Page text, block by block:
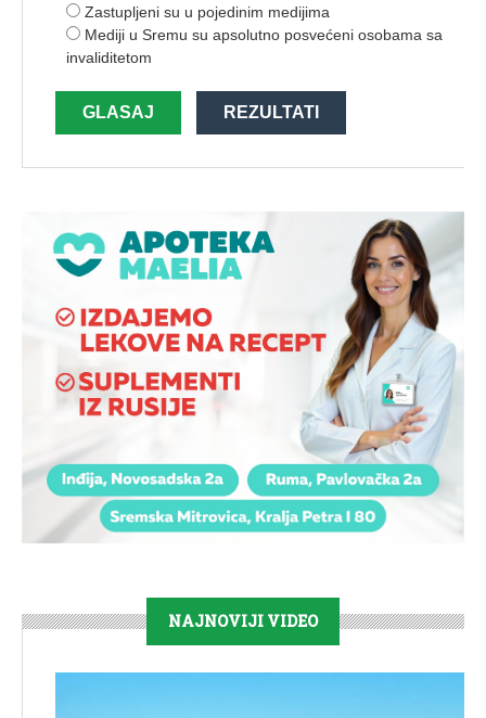
Zastupljeni su u pojedinim medijima
Mediji u Sremu su apsolutno posvećeni osobama sa
invaliditetom
GLASAJ REZULTATI
NAJNOVIJI VIDEO